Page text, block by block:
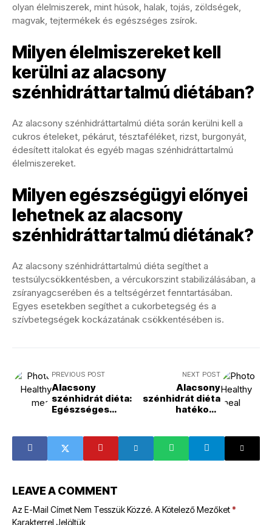
olyan élelmiszerek, mint húsok, halak, tojás, zöldségek,
magvak, tejtermékek és egészséges zsírok.
Milyen élelmiszereket kell
kerülni az alacsony
szénhidráttartalmú diétában?
Az alacsony szénhidráttartalmú diéta során kerülni kell a
cukros ételeket, pékárut, tésztaféléket, rizst, burgonyát,
édesített italokat és egyéb magas szénhidráttartalmú
élelmiszereket.
Milyen egészségügyi előnyei
lehetnek az alacsony
szénhidráttartalmú diétának?
Az alacsony szénhidráttartalmú diéta segíthet a
testsúlycsökkentésben, a vércukorszint stabilizálásában, a
zsíranyagcserében és a teltségérzet fenntartásában.
Egyes esetekben segíthet a cukorbetegség és a
szívbetegségek kockázatának csökkentésében is.
PREVIOUS POST
Alacsony
szénhidrát diéta:
Egészséges
NEXT POST
Alacsony
szénhidrát diéta
hatékony
LEAVE A COMMENT
Az E-Mail Címet Nem Tesszük Közzé. A Kötelező Mezőket*
Karakterrel Jelöltük